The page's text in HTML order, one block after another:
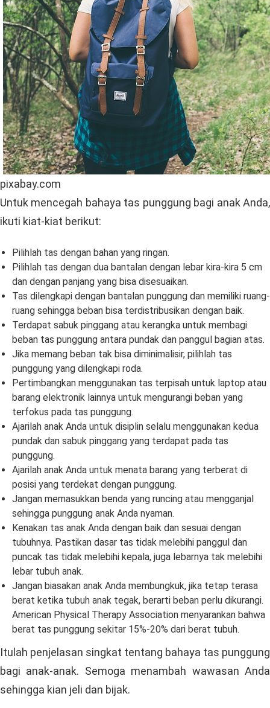
pixabay.com
Untuk mencegah bahaya tas punggung bagi anak Anda,
ikuti kiat-kiat berikut:
Pilihlah tas dengan bahan yang ringan.
Pilihlah tas dengan dua bantalan dengan lebar kira-kira 5 cm
dan dengan panjang yang bisa disesuaikan.
Tas dilengkapi dengan bantalan punggung dan memiliki ruang-
ruang sehingga beban bisa terdistribusikan dengan baik.
Terdapat sabuk pinggang atau kerangka untuk membagi
beban tas punggung antara pundak dan panggul bagian atas.
Jika memang beban tak bisa diminimalisir, pilihlah tas
punggung yang dilengkapi roda.
Pertimbangkan menggunakan tas terpisah untuk laptop atau
barang elektronik lainnya untuk mengurangi beban yang
terfokus pada tas punggung.
Ajarilah anak Anda untuk disiplin selalu menggunakan kedua
pundak dan sabuk pinggang yang terdapat pada tas
punggung.
Ajarilah anak Anda untuk menata barang yang terberat di
posisi yang terdekat dengan punggung.
Jangan memasukkan benda yang runcing atau mengganjal
sehingga punggung anak Anda nyaman.
Kenakan tas anak Anda dengan baik dan sesuai dengan
tubuhnya. Pastikan dasar tas tidak melebihi panggul dan
puncak tas tidak melebihi kepala, juga lebarnya tak melebihi
lebar tubuh anak.
Jangan biasakan anak Anda membungkuk, jika tetap terasa
berat ketika tubuh anak tegak, berarti beban perlu dikurangi.
American Physical Therapy Association menyarankan bahwa
berat tas punggung sekitar 15%-20% dari berat tubuh.
Itulah penjelasan singkat tentang bahaya tas punggung
bagi anak-anak. Semoga menambah wawasan Anda
sehingga kian jeli dan bijak.